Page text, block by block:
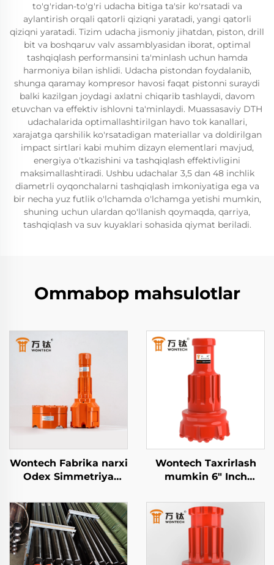
to'g'ridan-to'g'ri udacha bitiga ta'sir ko'rsatadi va
aylantirish orqali qatorli qiziqni yaratadi, yangi qatorli
qiziqni yaratadi. Tizim udacha jismoniy jihatdan, piston, drill
bit va boshqaruv valv assamblyasidan iborat, optimal
tashqiqlash performansini ta'minlash uchun hamda
harmoniya bilan ishlidi. Udacha pistondan foydalanib,
shunga qaramay kompresor havosi faqat pistonni suraydi
balki kazilgan joydagi axlatni chiqarib tashlaydi, davom
etuvchan va effektiv ishlovni ta'minlaydi. Muassasaviy DTH
udachalarida optimallashtirilgan havo tok kanallari,
xarajatga qarshilik ko'rsatadigan materiallar va doldirilgan
impact sirtlari kabi muhim dizayn elementlari mavjud,
energiya o'tkazishini va tashqiqlash effektivligini
maksimallashtiradi. Ushbu udachalar 3,5 dan 48 inchlik
diametrli oyqonchalarni tashqiqlash imkoniyatiga ega va
bir necha yuz futlik o'lchamda o'lchamga yetishi mumkin,
shuning uchun ulardan qo'llanish qoymaqda, qarriya,
tashqiqlash va suv kuyaklari sohasida qiymat beriladi.
Ommabop mahsulotlar
Wontech Fabrika narxi
Odex Simmetriya
DTH Suv quduqlari
uchun bit Geotermal
qazish
Wontech Taxrirlash
mumkin 6" Inch
Shank DTH Martak Biti
Suvi Kupkari Izlash,
Madening Izlash va
Patlamish Uchun